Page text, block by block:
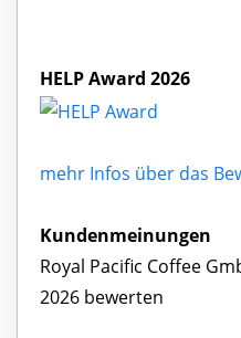
HELP Award 2026
mehr Infos über das
Kundenmeinungen
Royal Pacific Coffee
2026 bewerten